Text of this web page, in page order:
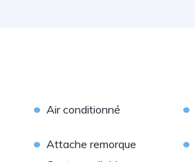
• Air conditionné •
• Attache remorque •